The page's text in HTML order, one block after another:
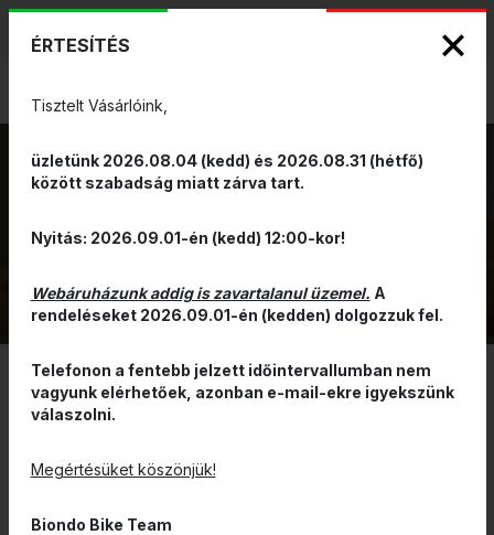
HUN
LÁNC
SZŰRÉS
KÉSZLETEN
ÉRTESÍTÉS
Tisztelt Vásárlóink,
üzletünk 2026.08.04 (kedd) és 2026.08.31 (hétfő)
között szabadság miatt zárva tart.
Nyitás: 2026.09.01-én (kedd) 12:00-kor!
Webáruházunk addig is zavartalanul üzemel. A
rendeléseket 2026.09.01-én (kedden) dolgozzuk fel.
Telefonon a fentebb jelzett időintervallumban nem
vagyunk elérhetőek, azonban e-mail-ekre igyekszünk
válaszolni.
Megértésüket köszönjük!
Biondo Bike Team